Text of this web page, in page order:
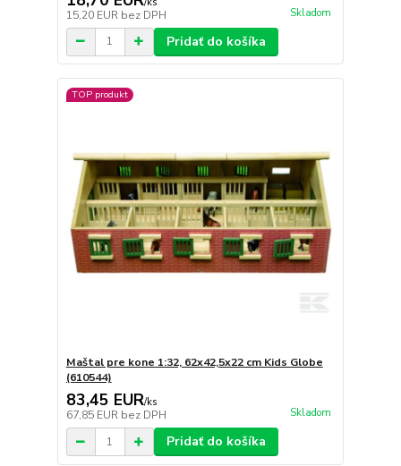
15,20 EUR bez DPH Skladom
Pridať do košíka
TOP produkt
Maštal pre kone 1:32, 62x42,5x22 cm Kids Globe
(610544)
83,45 EUR/ks
67,85 EUR bez DPH Skladom
Pridať do košíka